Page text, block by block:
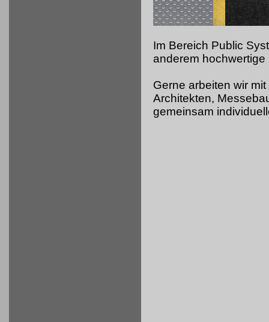
Im Bereich Public
anderem
Gerne arbeiten wir
Architekten,
gemeinsam